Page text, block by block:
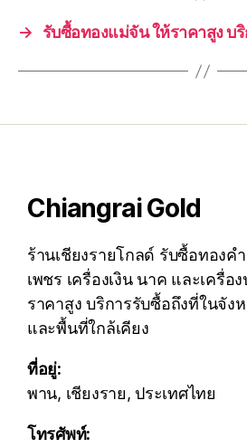
→ รับซื้อทองแม่จัน ให้ราคาสูง บ
Chiangrai Gold
ร้านเชียงรายโกลด์ รับซื้อทองค
เพชร เครื่องเงิน นาค และเครื่อ
ราคาสูง บริการรับซื้อถึงที่ในจัง
และพื้นที่ใกล้เคียง
ที่อยู่:
พาน, เชียงราย, ประเทศไทย
โทรศัพท์: